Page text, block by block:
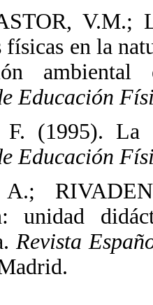
V.M.;
físicas en la
ambiental
Educación
F. (1995).
Educación
unidad
Revista